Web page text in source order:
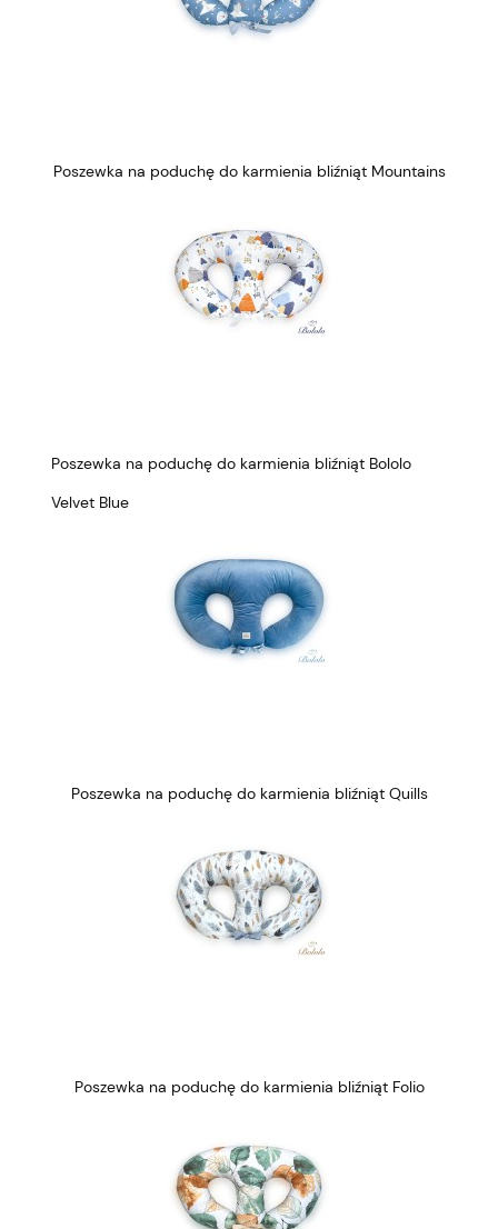
Poszewka na poduchę do karmienia bliźniąt Mountains
Poszewka na poduchę do karmienia bliźniąt Bololo
Velvet Blue
Poszewka na poduchę do karmienia bliźniąt Quills
Poszewka na poduchę do karmienia bliźniąt Folio